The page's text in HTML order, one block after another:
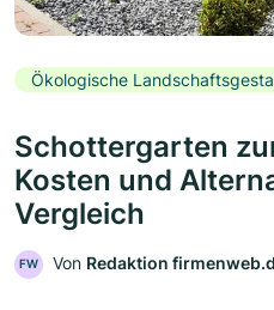
Ökologische
Schottergarten
Kosten und
Vergleich
FW Von Redaktion